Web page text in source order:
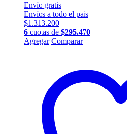
Envío gratis
Envíos a todo el país
$1.313.200
6 cuotas de $295.470
Agregar Este
variantes.
Las
opciones
se
pueden
elegir
en
Comparar